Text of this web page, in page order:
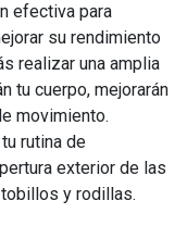
efectiva para
su rendimiento
realizar una amplia
tu cuerpo, mejorarán
movimiento.
rutina de
exterior de las
y rodillas.